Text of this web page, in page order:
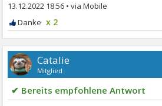
13.12.2022 18:56 •
x 2
Catalie
Mitglied
✔ Bereits empfohlene Antwort